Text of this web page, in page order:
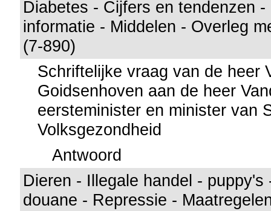
Diabetes - Cijfers en tendenzen
informatie - Middelen - Overleg
(7-890)
Schriftelijke vraag van de heer
Goidsenhoven aan de heer
eersteminister en minister van
Volksgezondheid
Antwoord
Dieren - Illegale handel - puppy's
douane - Repressie -